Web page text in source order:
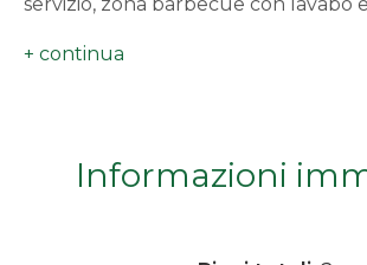
legna di grande dimensione.
armadio e servizi.
Informazioni